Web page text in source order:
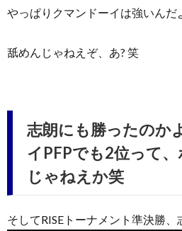
やっぱりクマンドーイは強いんだ
舐めんじゃねえぞ、あ? 笑
志朗にも勝ったのか
イPFPでも2位って
じゃねえか笑
そしてRISEトーナメント準決勝